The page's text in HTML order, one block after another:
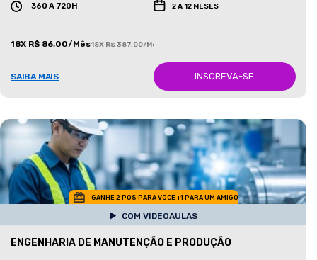
360 A 720H 2 A 12 MESES
18X R$ 86,00/Mês18X R$ 387,00/Mês
SAIBA MAIS INSCREVA-SE
GANHE 2 POS PARA VOCE +1 PARA UM AMIGO
COM VIDEOAULAS
ENGENHARIA DE MANUTENÇÃO E PRODUÇÃO